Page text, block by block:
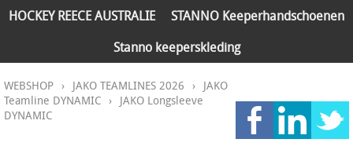
JAKO Running 2026
JAKO TEAMLINES 2026
PARTNERS
Klantengroepen
Verzending - betaling
CONTACT
HOCKEY REECE AUSTRALIE
STANNO Keeperhandschoenen
Stanno keeperskleding
WEBSHOP › JAKO TEAMLINES 2026 › JAKO
Teamline DYNAMIC › JAKO Longsleeve
DYNAMIC